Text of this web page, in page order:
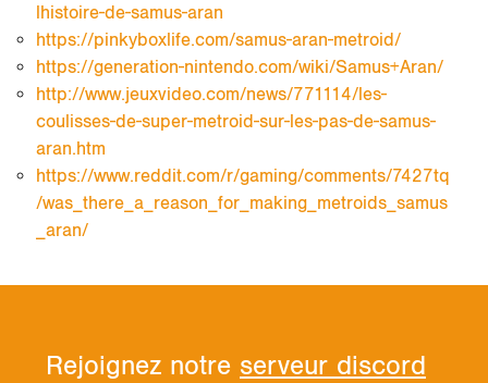
lhistoire-de-samus-aran
https://pinkyboxlife.com/samus-aran-metroid/
https://generation-nintendo.com/wiki/Samus+Aran/
http://www.jeuxvideo.com/news/771114/les-
coulisses-de-super-metroid-sur-les-pas-de-samus-
aran.htm
https://www.reddit.com/r/gaming/comments/7427tq
/was_there_a_reason_for_making_metroids_samus
_aran/
Rejoignez notre serveur discord